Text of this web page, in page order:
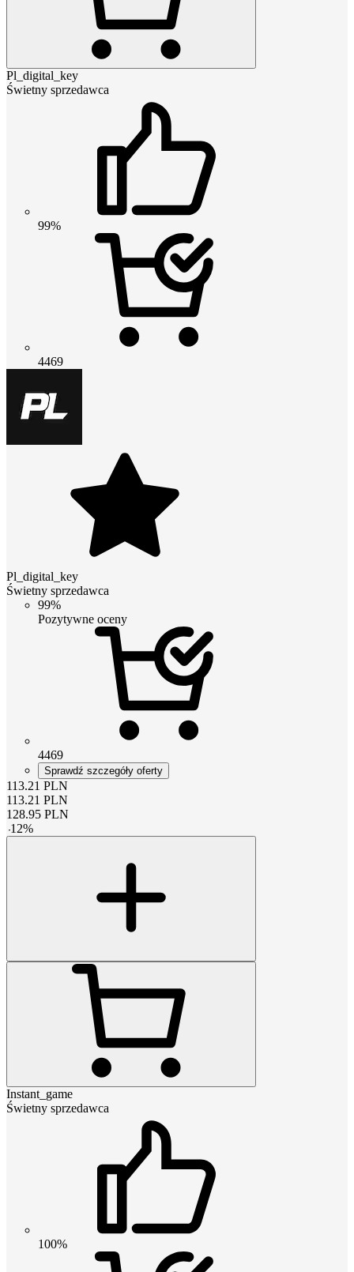
Pl_digital_key
Świetny sprzedawca
99%
4469
Pl_digital_key
Świetny sprzedawca
99%
Pozytywne oceny
4469
Sprawdź szczegóły oferty
113.21 PLN
113.21 PLN
128.95 PLN
-12%
Instant_game
Świetny sprzedawca
100%